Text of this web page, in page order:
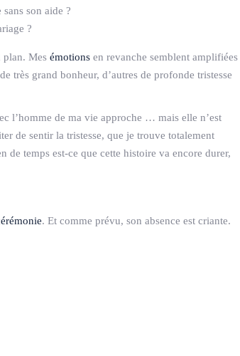
son aide ?
?
plan. Mes émotions en revanche semblent amplifiées
très grand bonheur, d’autres de profonde tristesse
l’homme de ma vie approche … mais elle n’est
de sentir la tristesse, que je trouve totalement
temps est-ce que cette histoire va encore durer,
. Et comme prévu, son absence est criante.